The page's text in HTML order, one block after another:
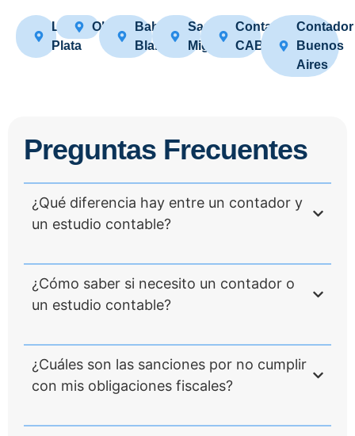
La
Plata
OlavarríaBahia
Blanca
San
Miguel
Contador
CABA
Contador
Buenos
Aires
Preguntas Frecuentes
¿Qué diferencia hay entre un contador y
un estudio contable?
¿Cómo saber si necesito un contador o
un estudio contable?
¿Cuáles son las sanciones por no cumplir
con mis obligaciones fiscales?